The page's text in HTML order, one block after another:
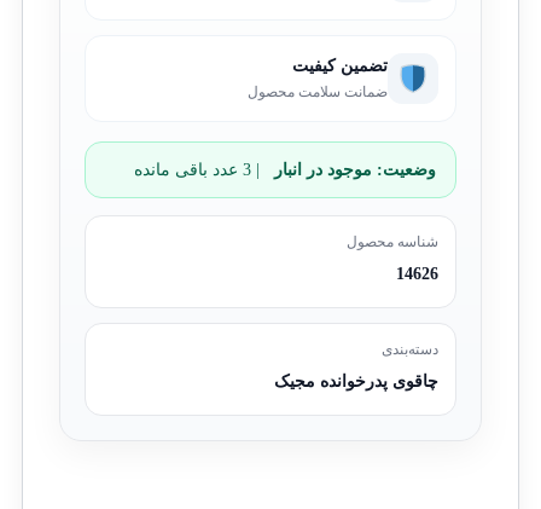
تضمین کیفیت
ضمانت سلامت محصول
وضعیت: موجود در انبار
شناسه محصول
14626
دسته‌بندی
چاقوی پدرخوانده مجیک